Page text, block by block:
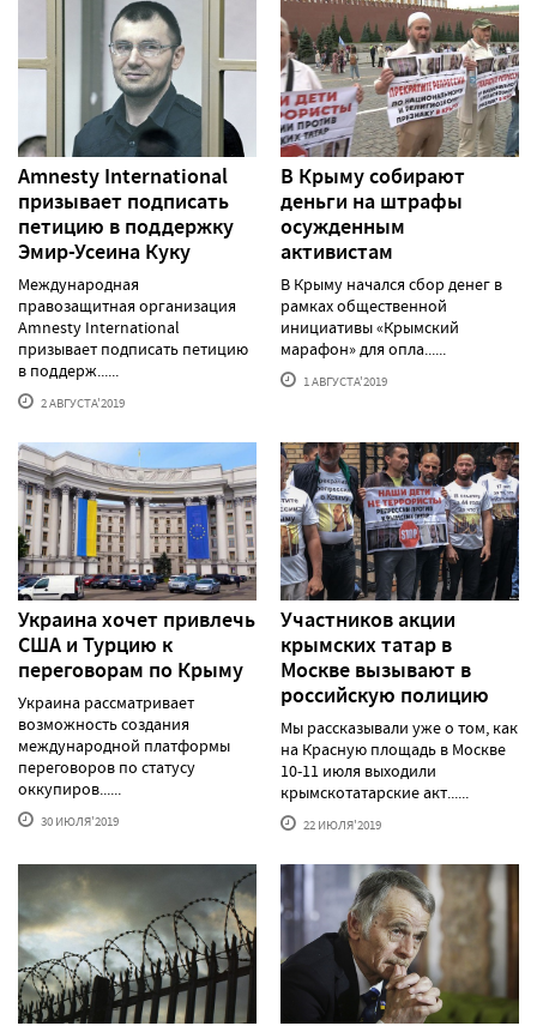
Amnesty International
призывает подписать
петицию в поддержку
Эмир-Усеина Куку
Международная
правозащитная организация
Amnesty International
призывает подписать петицию
в поддерж......
2 АВГУСТА'2019
В Крыму собирают
деньги на штрафы
осужденным
активистам
В Крыму начался сбор денег в
рамках общественной
инициативы «Крымский
марафон» для опла......
1 АВГУСТА'2019
Украина хочет привлечь
США и Турцию к
переговорам по Крыму
Украина рассматривает
возможность создания
международной платформы
переговоров по статусу
оккупиров......
30 ИЮЛЯ'2019
Участников акции
крымских татар в
Москве вызывают в
российскую полицию
Мы рассказывали уже о том, как
на Красную площадь в Москве
10-11 июля выходили
крымскотатарские акт......
22 ИЮЛЯ'2019